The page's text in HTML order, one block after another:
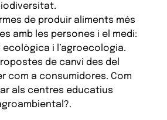
de produir aliments més
amb les persones i el medi:
ecològica i l’agroecologia.
de canvi des del
com a consumidores. Com
als centres educatius